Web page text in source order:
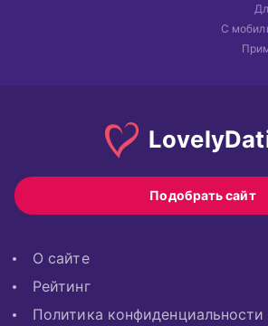
С
Lovely
Подобрать сайт
О сайте
Рейтинг
Политика конфиденциальности